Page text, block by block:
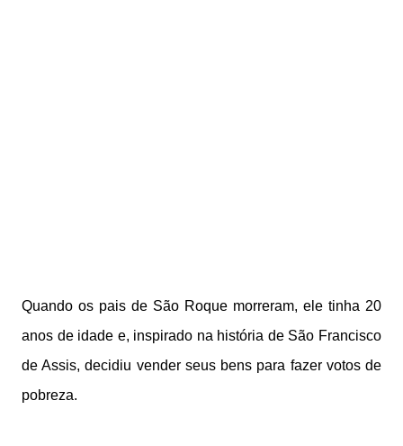
Quando os pais de São Roque morreram, ele tinha 20
anos de idade e, inspirado na história de São Francisco
de Assis, decidiu vender seus bens para fazer votos de
pobreza.